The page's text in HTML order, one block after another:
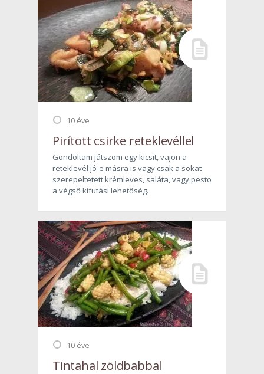
10 éve
Pirított csirke reteklevéllel
Gondoltam játszom egy kicsit, vajon a
reteklevél jó-e másra is vagy csak a sokat
szerepeltetett krémleves, saláta, vagy pesto
a végső kifutási lehetőség.
10 éve
Tintahal zöldbabbal